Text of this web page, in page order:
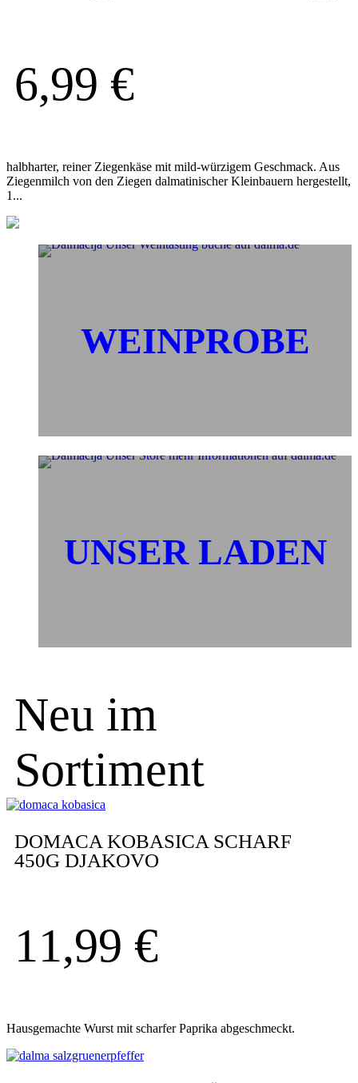
6,99 €
halbharter, reiner Ziegenkäse mit mild-würzigem Geschmack. Aus
Ziegenmilch von den Ziegen dalmatinischer Kleinbauern hergestellt,
1...
WEINPROBE
UNSER LADEN
Neu im
Sortiment
DOMACA KOBASICA SCHARF
450G DJAKOVO
11,99 €
Hausgemachte Wurst mit scharfer Paprika abgeschmeckt.